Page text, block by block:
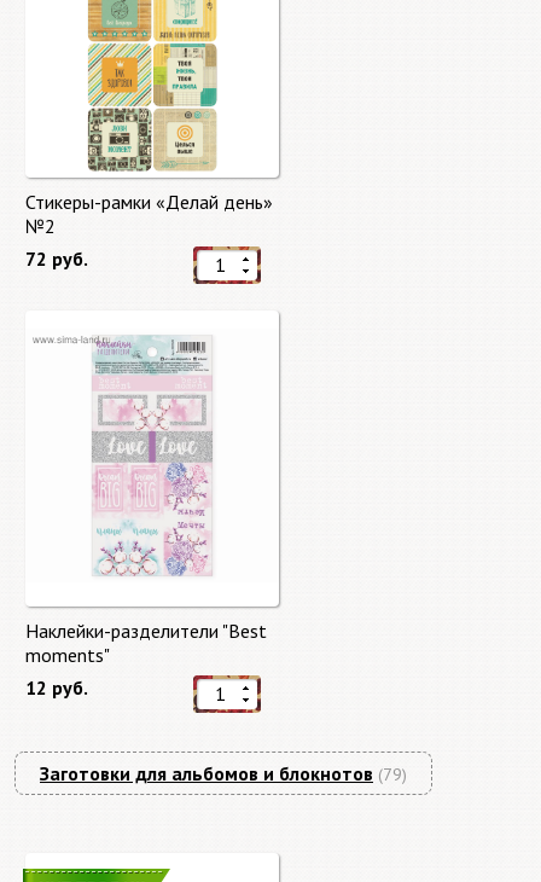
Стикеры-рамки «Делай день»
№2
72 руб.
Наклейки-разделители "Best
moments"
12 руб.
Заготовки для альбомов и блокнотов (79)